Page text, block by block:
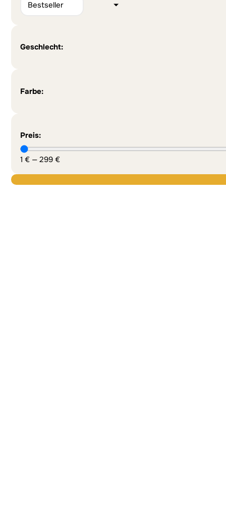
Geschlecht:
Farbe:
Preis:
1 €— 299 €